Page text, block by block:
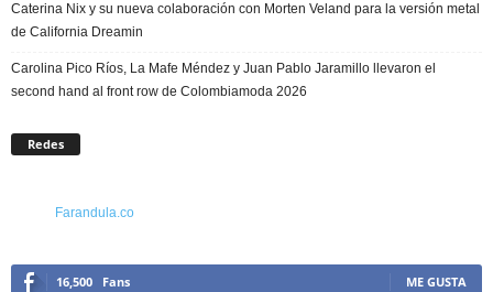
Caterina Nix y su nueva colaboración con Morten Veland para la versión metal
de California Dreamin
Carolina Pico Ríos, La Mafe Méndez y Juan Pablo Jaramillo llevaron el
second hand al front row de Colombiamoda 2026
Redes
Farandula.co
16,500 Fans ME GUSTA